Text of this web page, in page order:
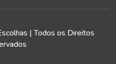
| Todos os Direitos